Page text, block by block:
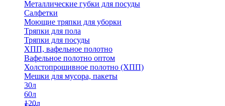
Металлические губки для посуды
Салфетки
Моющие тряпки для уборки
Тряпки для пола
Тряпки для посуды
ХПП, вафельное полотно
Вафельное полотно оптом
Холстопрошивное полотно (ХПП)
Мешки для мусора, пакеты
30л
60л
120л